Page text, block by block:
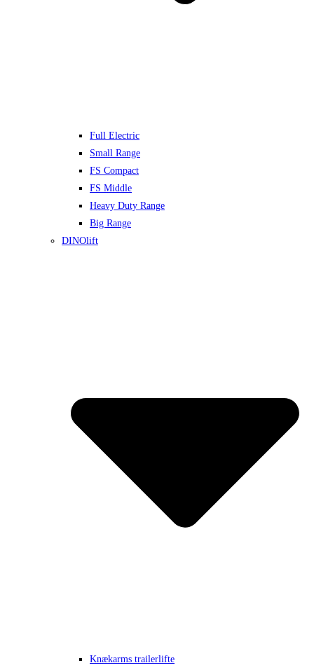
Full Electric
Small Range
FS Compact
FS Middle
Heavy Duty Range
Big Range
DINOlift
Knækarms trailerlifte